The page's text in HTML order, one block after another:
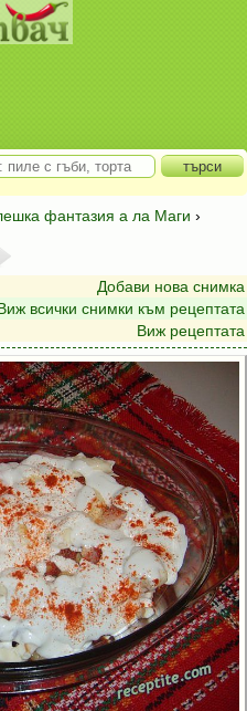
фантазия а ла Маги ›
Добави нова снимка
всички снимки към рецептата
Виж рецептата